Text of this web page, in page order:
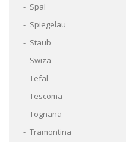
Spal
Spiegelau
Staub
Swiza
Tefal
Tescoma
Tognana
Tramontina